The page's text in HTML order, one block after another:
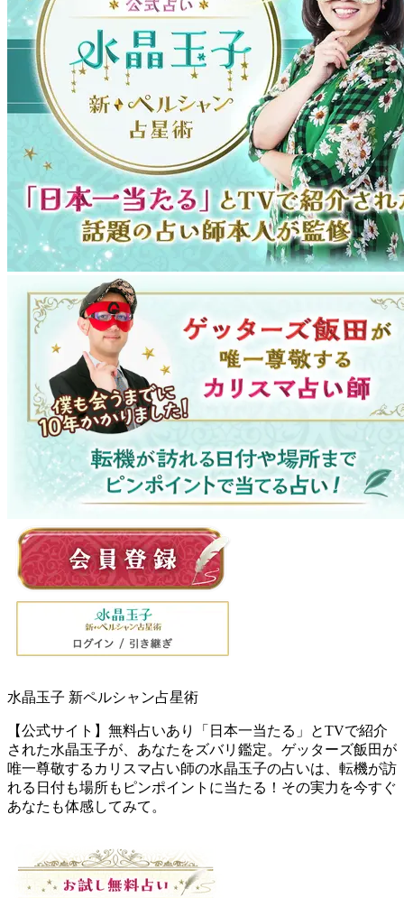
水晶玉子 新ペルシャン占星術
【公式サイト】無料占いあり「日本一当たる」とTVで紹介
された水晶玉子が、あなたをズバリ鑑定。ゲッターズ飯田が
唯一尊敬するカリスマ占い師の水晶玉子の占いは、転機が訪
れる日付も場所もピンポイントに当たる！その実力を今すぐ
あなたも体感してみて。